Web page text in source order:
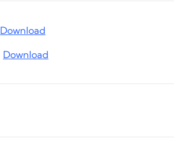
Download
Download